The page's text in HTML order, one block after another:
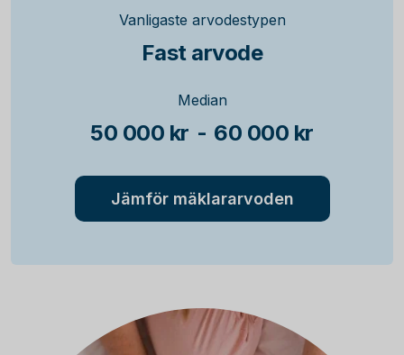
Vanligaste arvodestypen
Fast arvode
Median
50 000 kr - 60 000 kr
Jämför mäklararvoden